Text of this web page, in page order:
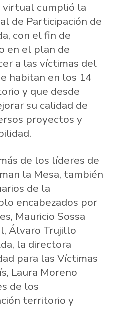
virtual cumplió la
de Participación de
con el fin de
en el plan de
a las víctimas del
habitan en los 14
y que desde
su calidad de
proyectos y
de los líderes de
la Mesa, también
de la
encabezados por
Mauricio Sossa
Álvaro Trujillo
la directora
para las Víctimas
Laura Moreno
de los
territorio y